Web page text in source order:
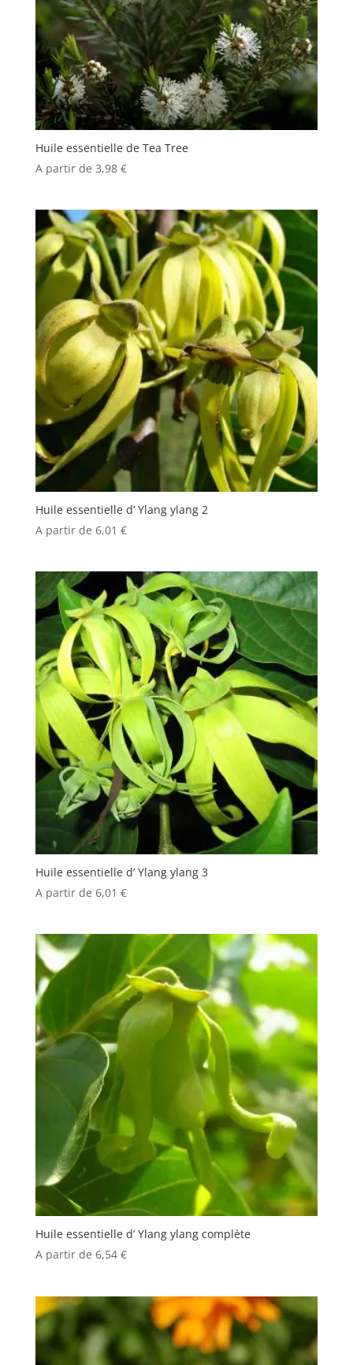
Huile essentielle de Tea Tree
A partir de 3,98 €
Huile essentielle d’ Ylang ylang 2
A partir de 6,01 €
Huile essentielle d’ Ylang ylang 3
A partir de 6,01 €
Huile essentielle d’ Ylang ylang complète
A partir de 6,54 €